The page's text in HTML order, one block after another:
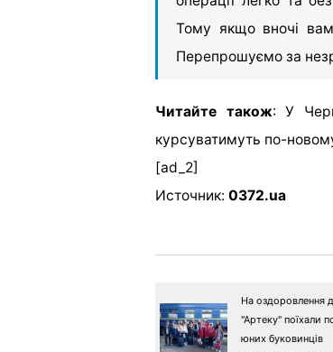
Тому якщо вночі вам
Перепрошуємо за
Читайте також: У
курсуватимуть по-
[ad_2]
Источник: 0372.ua
На оздоровлення
"Артеку" поїхали
юних буковинців